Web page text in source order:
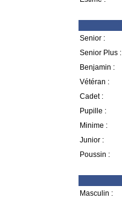
Senior :
Senior Plus :
Benjamin :
Vétéran :
Cadet :
Pupille :
Minime :
Junior :
Poussin :
Masculin :